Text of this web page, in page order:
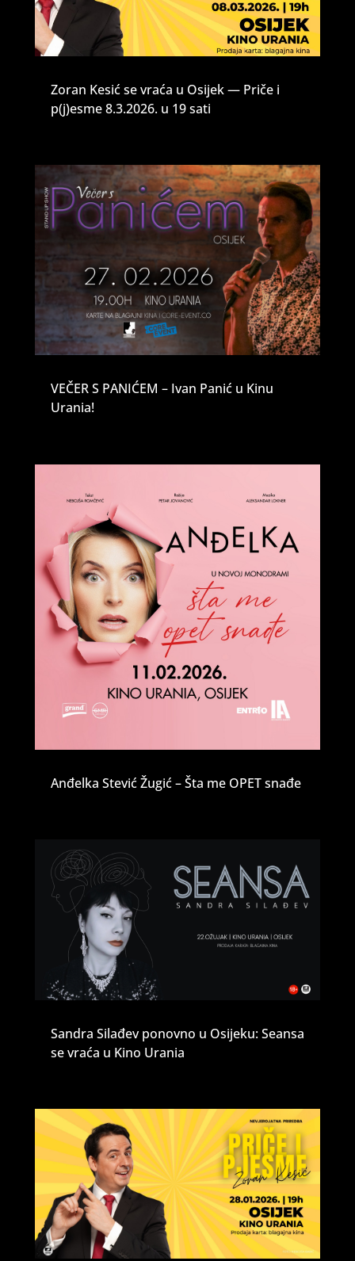
Zoran Kesić se vraća u Osijek — Priče i
p(j)esme 8.3.2026. u 19 sati
VEČER S PANIĆEM – Ivan Panić u Kinu
Urania!
Anđelka Stević Žugić – Šta me OPET snađe
Sandra Silađev ponovno u Osijeku: Seansa
se vraća u Kino Urania